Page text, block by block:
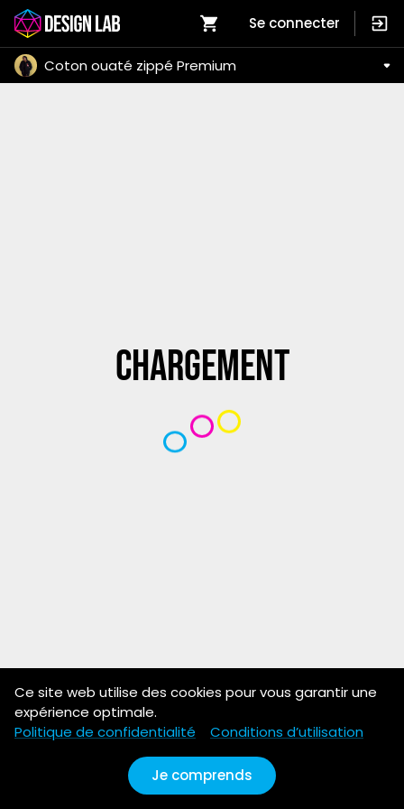
Coton ouaté zippé Premium
Se connecter
Chargement
Ce site web utilise des cookies pour vous garantir une
expérience optimale.
Politique de confidentialité
Conditions d’utilisation
Je comprends